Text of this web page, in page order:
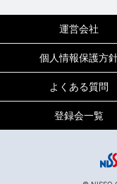
平日
運営会社
個人情報保護方
よくある質問
登録会一覧